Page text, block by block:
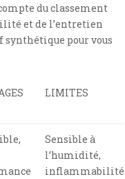
du classement
et de l’entretien
pour vous
LIMITES
Sensible à
l’humidité,
inflammabilité